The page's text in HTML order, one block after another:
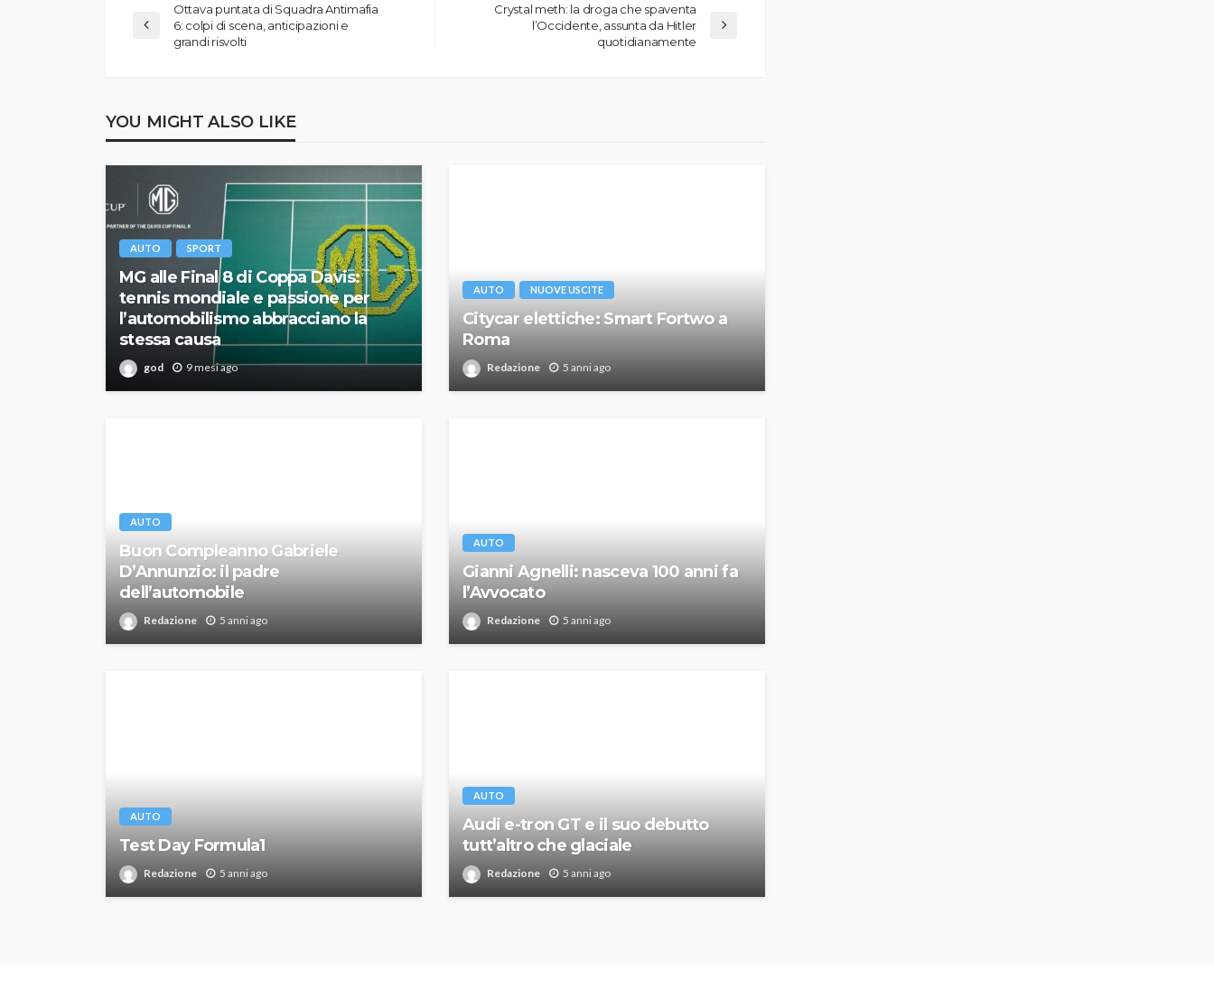
Ottava puntata di Squadra Antimafia
6: colpi di scena, anticipazioni e
grandi risvolti
Crystal meth: la droga che spaventa
l’Occidente, assunta da Hitler
quotidianamente
YOU MIGHT ALSO LIKE
AUTO SPORT
MG alle Final 8 di Coppa Davis:
tennis mondiale e passione per
l’automobilismo abbracciano la
stessa causa
god 9 mesi ago
AUTO NUOVE USCITE
Citycar elettiche: Smart Fortwo a
Roma
Redazione 5 anni ago
AUTO
Buon Compleanno Gabriele
D’Annunzio: il padre
dell’automobile
Redazione 5 anni ago
AUTO
Gianni Agnelli: nasceva 100 anni fa
l’Avvocato
Redazione 5 anni ago
AUTO
Test Day Formula1
Redazione 5 anni ago
AUTO
Audi e-tron GT e il suo debutto
tutt’altro che glaciale
Redazione 5 anni ago